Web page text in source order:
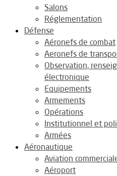
Salons
Réglementation
Défense
Aéronefs de combat
Aeronefs de
Observation,
électronique
Equipements
Armements
Opérations
Institutionnel et
Armées
Aéronautique
Aviation
Aéroport